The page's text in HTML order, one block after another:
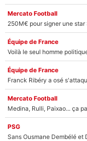
Mercato Football
Équipe de France
Équipe de France
Mercato Football
PSG